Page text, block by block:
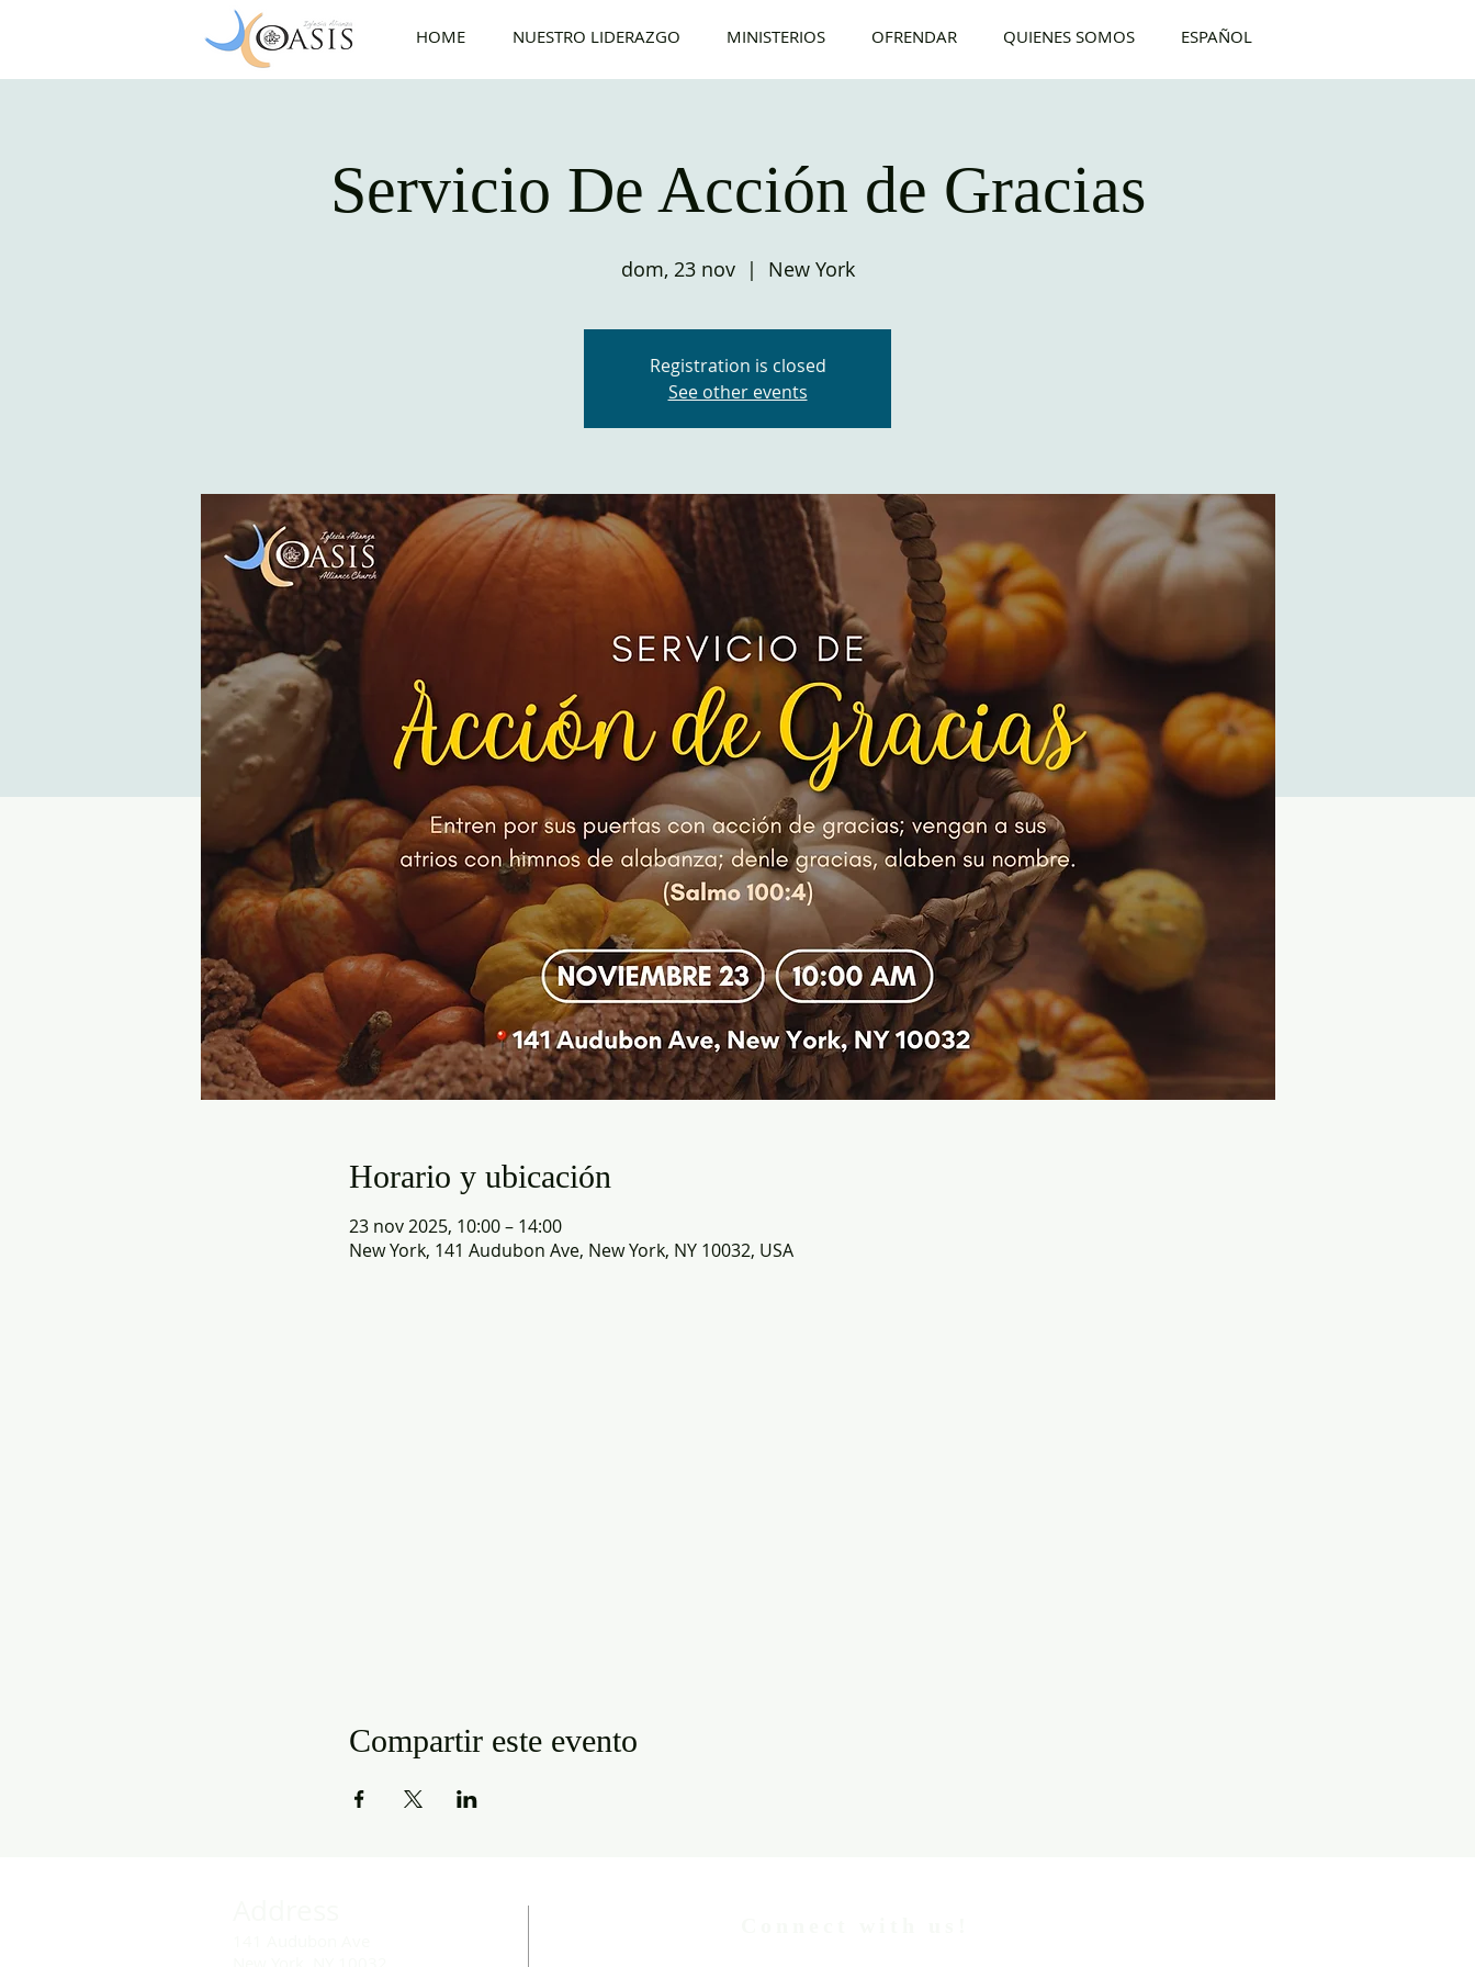
HOME NUESTRO LIDERAZGO MINISTERIOS OFRENDAR QUIENES SOMOS ESPAÑOL
Servicio De Acción de Gracias
dom, 23 nov
  |
New York
Registration is closed
See other events
Horario y ubicación
23 nov 2025, 10:00 – 14:00
New York, 141 Audubon Ave, New York, NY 10032, USA
Compartir este evento